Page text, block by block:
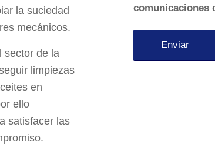
la suciedad
mecánicos.
sector de la
limpiezas
en
ello
satisfacer las
comunicaciones